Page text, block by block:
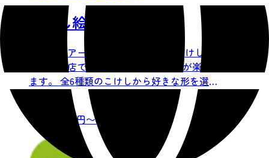
こけし絵付け体験
仙台駅前アーケード商店街にある こけしのし
まぬき本店では、こけし絵付け体験が楽しめ
ます。 全6種類のこけしから好きな形を選ん
で、フェルトペンで...
1,000 円〜（税込）